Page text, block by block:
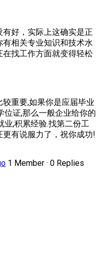
好，实际上这确实是正
相关专业知识和技术水
找工作方面就变得轻松
重要,如果你是应届毕业
位证,那么一般企业给你的
业,积累经验.找第二份工
有说服力了，祝你成功!
1 Member · 0 Replies